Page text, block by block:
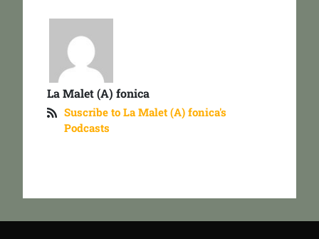
La Malet (A) fonica
Suscribe to La Malet (A) fonica's
Podcasts